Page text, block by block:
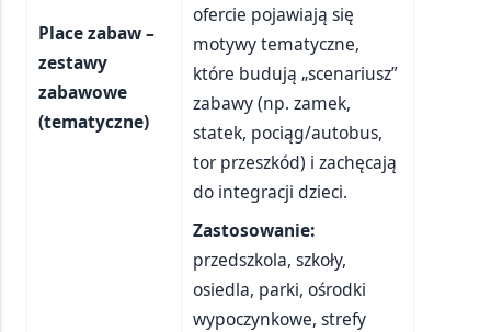
Place zabaw –
zestawy
zabawowe
(tematyczne)
ofercie pojawiają się
motywy tematyczne,
które budują „scenariusz”
zabawy (np. zamek,
statek, pociąg/autobus,
tor przeszkód) i zachęcają
do integracji dzieci.
Zastosowanie:
przedszkola, szkoły,
osiedla, parki, ośrodki
wypoczynkowe, strefy